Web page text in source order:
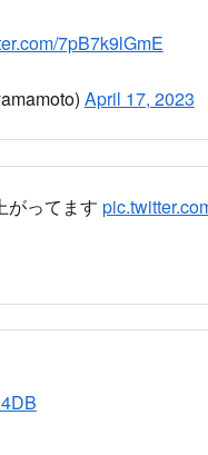
中央区日本橋1丁目で車両
が充満
る現地の様子
橋1丁目で車両
めて黒煙出てる。離